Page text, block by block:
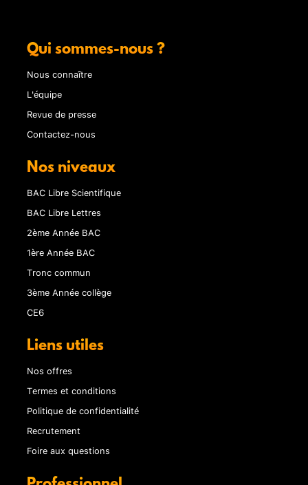
Qui sommes-nous ?
Nous connaître
L'équipe
Revue de presse
Contactez-nous
Nos niveaux
BAC Libre Scientifique
BAC Libre Lettres
2ème Année BAC
1ère Année BAC
Tronc commun
3ème Année collège
CE6
Liens utiles
Nos offres
Termes et conditions
Politique de confidentialité
Recrutement
Foire aux questions